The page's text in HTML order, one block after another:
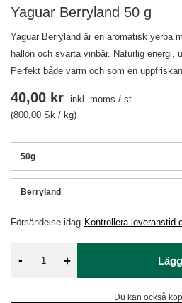
Yaguar Berryland 50 g
Yaguar Berryland är en aromatisk yerba
hallon och svarta vinbär. Naturlig energi,
Perfekt både varm och som en
50g
Berryland
Försändelse idag Kontrollera leveranstid
40,00 kr inkl. moms / st.
(800,00 Sk / kg)
- +
Du kan också